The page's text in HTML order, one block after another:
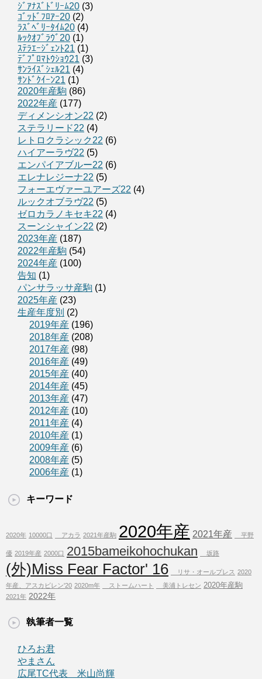
ｼﾞｱﾅｽﾞﾄﾞﾘｰﾑ20 (3)
ｺﾞｯﾄﾞﾌﾛｱｰ20 (2)
ﾗｽﾞﾍﾞﾘｰﾀｲﾑ20 (4)
ﾙｯｸｵﾌﾞﾗｳﾞ20 (1)
ｽﾃﾗｴｰｼﾞｪﾝﾄ21 (1)
ﾃﾞﾌﾟﾛﾏﾄｳｼｮｳ21 (3)
ｻﾝﾗｲｽﾞｼｪﾙ21 (4)
ｻﾝﾄﾞｸｲｰﾝ21 (1)
2020年産駒 (86)
2022年産 (177)
ディメンシオン22 (2)
ステラリード22 (4)
レトロクラシック22 (6)
ハイアーラヴ22 (5)
エンパイアブルー22 (6)
エレナレジーナ22 (5)
フォーエヴァーユアーズ22 (4)
ルックオブラヴ22 (5)
ゼロカラノキセキ22 (4)
スーンシャイン22 (2)
2023年産 (187)
2022年産駒 (54)
2024年産 (100)
告知 (1)
パンサラッサ産駒 (1)
2025年産 (23)
生産年度別 (2)
2019年産 (196)
2018年産 (208)
2017年産 (98)
2016年産 (49)
2015年産 (40)
2014年産 (45)
2013年産 (47)
2012年産 (10)
2011年産 (4)
2010年産 (1)
2009年産 (6)
2008年産 (5)
2006年産 (1)
キーワード
2020年 10000口 アカラ 2021年産駒 2020年産 2021年産 平野
優 2019年産 2000口 2015bameikohochukan 坂路
(外)Miss Fear Factor' 16 リサ・オールプレス 2020
年産、アスカビレン'20 2020m年 ストームハート 美浦トレセン 2020年産駒
2021年 2022年
執筆者一覧
ひろお君
やまさん
広尾TC代表 米山尚輝